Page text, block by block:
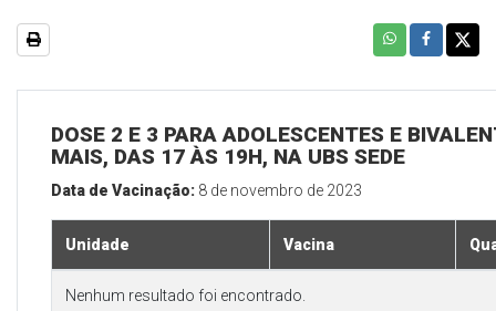
DOSE 2 E 3 PARA ADOLESCENTES E
MAIS, DAS 17 ÀS 19H, NA UBS SEDE
Data de Vacinação: 8 de novembro de 2023
Unidade Vacina
Nenhum resultado foi encontrado.